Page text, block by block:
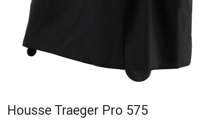
Housse Traeger Pro 575